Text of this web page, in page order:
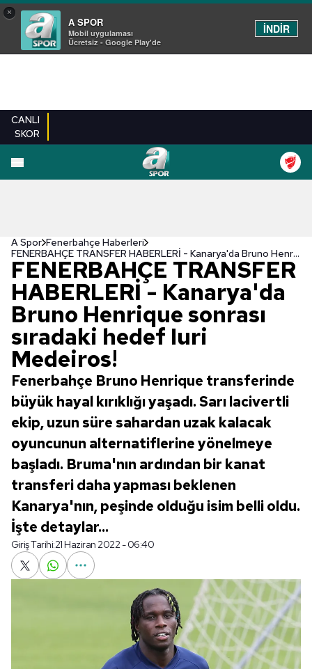
×
A SPOR
Mobil uygulaması
Ücretsiz - Google Play'de
İNDİR
CANLI
SKOR
A Spor Fenerbahçe Haberleri
FENERBAHÇE TRANSFER HABERLERİ - Kanarya'da Bruno Henrique sonrası sıradaki hedef Iuri Medeiros!
FENERBAHÇE TRANSFER
HABERLERİ - Kanarya'da
Bruno Henrique sonrası
sıradaki hedef Iuri
Medeiros!
Fenerbahçe Bruno Henrique transferinde
büyük hayal kırıklığı yaşadı. Sarı lacivertli
ekip, uzun süre sahardan uzak kalacak
oyuncunun alternatiflerine yönelmeye
başladı. Bruma'nın ardından bir kanat
transferi daha yapması beklenen
Kanarya'nın, peşinde olduğu isim belli oldu.
İşte detaylar...
Giriş Tarihi:21 Haziran 2022 - 06:40